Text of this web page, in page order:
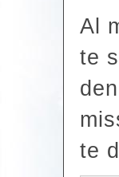
Al
te
te